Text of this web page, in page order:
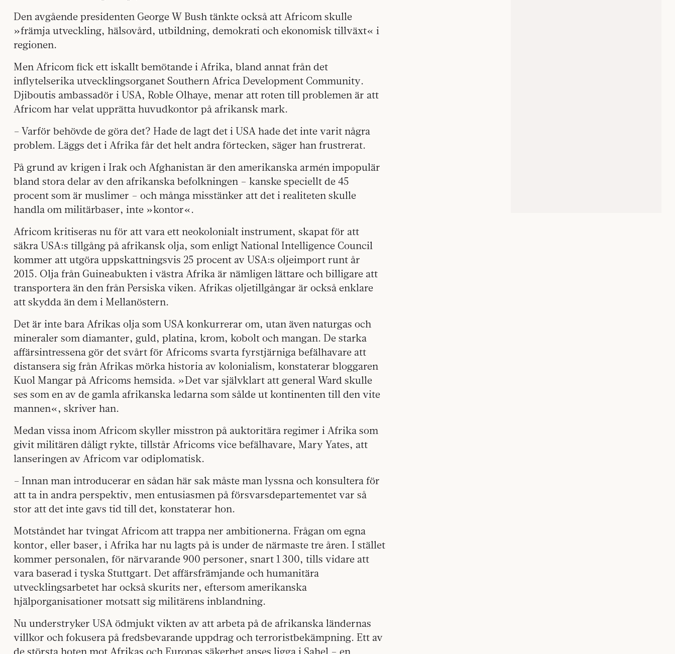
Den avgående presidenten George W Bush tänkte också att Africom skulle
»främja utveckling, hälsovård, utbildning, demokrati och ekonomisk tillväxt« i
regionen.
Men Africom fick ett iskallt bemötande i Afrika, bland annat från det
inflytelserika utvecklingsorganet Southern Africa Development Community.
Djiboutis ambassadör i USA, Roble Olhaye, menar att roten till problemen är att
Africom har velat upprätta huvudkontor på afrikansk mark.
– Varför behövde de göra det? Hade de lagt det i USA hade det inte varit några
problem. Läggs det i Afrika får det helt andra förtecken, säger han frustrerat.
På grund av krigen i Irak och Afghanistan är den amerikanska armén impopulär
bland stora delar av den afrikanska befolkningen – kanske speciellt de 45
procent som är muslimer – och många misstänker att det i realiteten skulle
handla om militärbaser, inte »kontor«.
Africom kritiseras nu för att vara ett neokolonialt instrument, skapat för att
säkra USA:s tillgång på afrikansk olja, som enligt National Intelligence Council
kommer att utgöra uppskattningsvis 25 procent av USA:s oljeimport runt år
2015. Olja från Guineabukten i västra Afrika är nämligen lättare och billigare att
transportera än den från Persiska viken. Afrikas oljetillgångar är också enklare
att skydda än dem i Mellanöstern.
Det är inte bara Afrikas olja som USA konkurrerar om, utan även naturgas och
mineraler som diamanter, guld, platina, krom, kobolt och mangan. De starka
affärsintressena gör det svårt för Africoms svarta fyrstjärniga befälhavare att
distansera sig från Afrikas mörka historia av kolonialism, konstaterar bloggaren
Kuol Mangar på Africoms hemsida. »Det var självklart att general Ward skulle
ses som en av de gamla afrikanska ledarna som sålde ut kontinenten till den vite
mannen«, skriver han.
Medan vissa inom Africom skyller misstron på auktoritära regimer i Afrika som
givit militären dåligt rykte, tillstår Africoms vice befälhavare, Mary Yates, att
lanseringen av Africom var odiplomatisk.
– Innan man introducerar en sådan här sak måste man lyssna och konsultera för
att ta in andra perspektiv, men entusiasmen på försvarsdepartementet var så
stor att det inte gavs tid till det, konstaterar hon.
Motståndet har tvingat Africom att trappa ner ambitionerna. Frågan om egna
kontor, eller baser, i Afrika har nu lagts på is under de närmaste tre åren. I stället
kommer personalen, för närvarande 900 personer, snart 1 300, tills vidare att
vara baserad i tyska Stuttgart. Det affärsfrämjande och humanitära
utvecklingsarbetet har också skurits ner, eftersom amerikanska
hjälporganisationer motsatt sig militärens inblandning.
Nu understryker USA ödmjukt vikten av att arbeta på de afrikanska ländernas
villkor och fokusera på fredsbevarande uppdrag och terroristbekämpning. Ett av
de största hoten mot Afrikas och Europas säkerhet anses ligga i Sahel – en